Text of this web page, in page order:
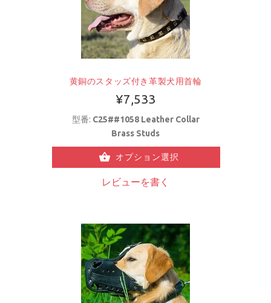
黄銅のスタッズ付き革製犬用首輪
¥7,533
型番: C25##1058 Leather Collar
Brass Studs
オプション選択
レビューを書く